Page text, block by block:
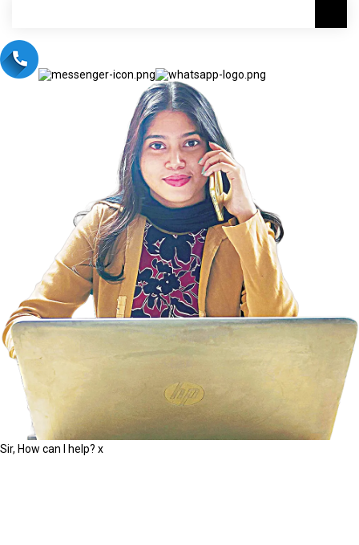
Sir, How can I help? x